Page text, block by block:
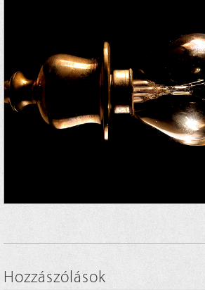
Hozzászólások